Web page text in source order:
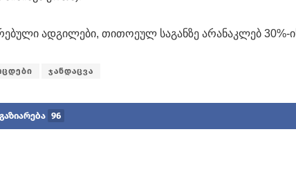
ადგილები, თითოეულ საგანზე არანაკლებ 30%-
ჯანდაცვა
გაზიარება 96